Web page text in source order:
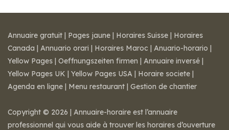
Annuaire gratuit | Pages jaune | Horaires Suisse | Horaires
Canada | Annuario orari | Horaires Maroc | Anuario-horario |
Yellow Pages | Oeffnungszeiten firmen | Annuaire inversé |
Yellow Pages UK | Yellow Pages USA | Horaire societe |
Agenda en ligne | Menu restaurant | Gestion de chantier
Copyright © 2026 | Annuaire-horaire est l’annuaire
professionnel qui vous aide à trouver les horaires d’ouverture